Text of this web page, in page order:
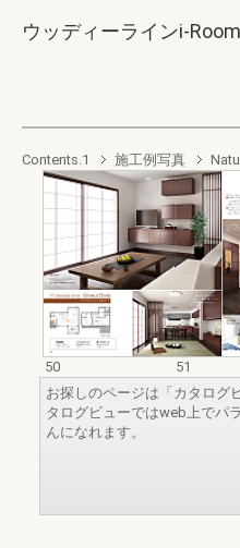
ウッディーラインi-
Contents.1 施工例写真
50
51
お探しのページは「カタログ
タログビューではweb上でパ
んになれます。